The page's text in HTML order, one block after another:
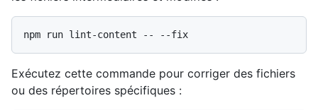
Exécutez cette commande pour corriger des fichiers
ou des répertoires spécifiques :